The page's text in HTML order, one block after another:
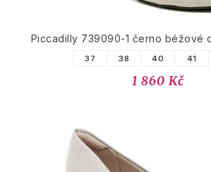
Piccadilly 739090-1 černo béžové
37 38 40 41
1 860 Kč